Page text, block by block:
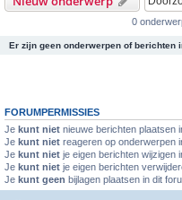
0
Er zijn geen onderwerpen of berichten
FORUMPERMISSIES
Je kunt niet nieuwe berichten plaatsen
Je kunt niet reageren op onderwerpen
Je kunt niet je eigen berichten wijzigen
Je kunt niet je eigen berichten
Je kunt geen bijlagen plaatsen in dit